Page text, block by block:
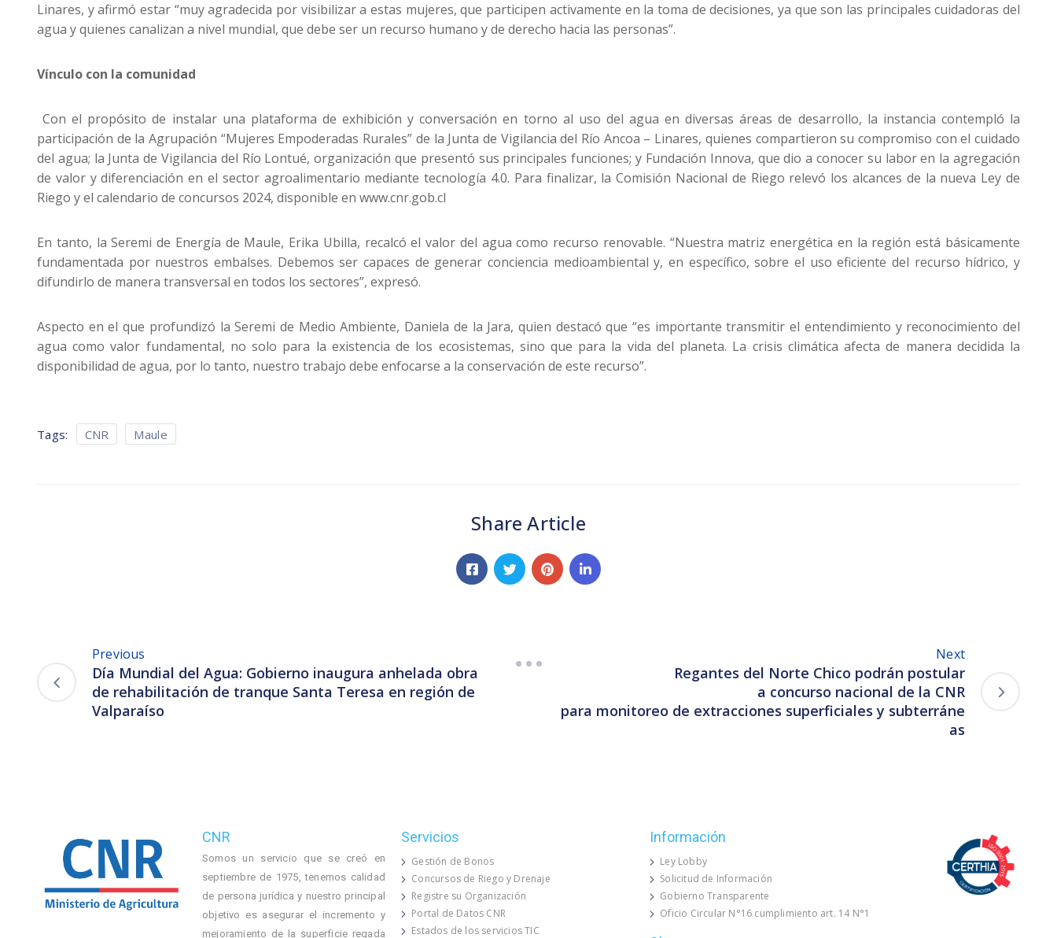
Linares, y afirmó estar “muy agradecida por visibilizar a estas mujeres, que participen activamente en la toma de decisiones, ya que son las principales cuidadoras del
agua y quienes canalizan a nivel mundial, que debe ser un recurso humano y de derecho hacia las personas”.
Vínculo con la comunidad
Con el propósito de instalar una plataforma de exhibición y conversación en torno al uso del agua en diversas áreas de desarrollo, la instancia contempló la
participación de la Agrupación “Mujeres Empoderadas Rurales” de la Junta de Vigilancia del Río Ancoa – Linares, quienes compartieron su compromiso con el cuidado
del agua; la Junta de Vigilancia del Río Lontué, organización que presentó sus principales funciones; y Fundación Innova, que dio a conocer su labor en la agregación
de valor y diferenciación en el sector agroalimentario mediante tecnología 4.0. Para finalizar, la Comisión Nacional de Riego relevó los alcances de la nueva Ley de
Riego y el calendario de concursos 2024, disponible en www.cnr.gob.cl
En tanto, la Seremi de Energía de Maule, Erika Ubilla, recalcó el valor del agua como recurso renovable. “Nuestra matriz energética en la región está básicamente
fundamentada por nuestros embalses. Debemos ser capaces de generar conciencia medioambiental y, en específico, sobre el uso eficiente del recurso hídrico, y
difundirlo de manera transversal en todos los sectores”, expresó.
Aspecto en el que profundizó la Seremi de Medio Ambiente, Daniela de la Jara, quien destacó que “es importante transmitir el entendimiento y reconocimiento del
agua como valor fundamental, no solo para la existencia de los ecosistemas, sino que para la vida del planeta. La crisis climática afecta de manera decidida la
disponibilidad de agua, por lo tanto, nuestro trabajo debe enfocarse a la conservación de este recurso”.
Tags: CNR Maule
Share Article
Previous
Día Mundial del Agua: Gobierno inaugura anhelada obra
de rehabilitación de tranque Santa Teresa en región de
Valparaíso
Next
Regantes del Norte Chico podrán postular
a concurso nacional de la CNR
para monitoreo de extracciones superficiales y subterráne
as
CNR
Somos un servicio que se creó en
septiembre de 1975, tenemos calidad
de persona jurídica y nuestro principal
objetivo es asegurar el incremento y
mejoramiento de la superficie regada
Servicios
Gestión de Bonos
Concursos de Riego y Drenaje
Registre su Organización
Portal de Datos CNR
Estados de los servicios TIC
Información
Ley Lobby
Solicitud de Información
Gobierno Transparente
Oficio Circular N°16 cumplimiento art. 14 N°1